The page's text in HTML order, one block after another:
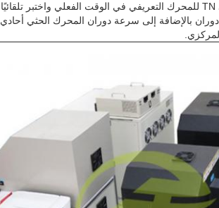
رسم منحنى TN: ارسم منحنى TN للمحرك التعريفي في الوقت الفعلي واختبر تلقائيًا
بالإضافة إلى سرعة دوران المحرك الحثي أحادي